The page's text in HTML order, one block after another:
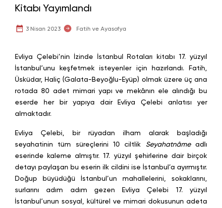
Kitabı Yayımlandı
3 Nisan 2023 Fatih ve Ayasofya
Evliya Çelebi’nin İzinde İstanbul Rotaları kitabı 17. yüzyıl
İstanbul’unu keşfetmek isteyenler için hazırlandı. Fatih,
Üsküdar, Haliç (Galata-Beyoğlu-Eyüp) olmak üzere üç ana
rotada 80 adet mimari yapı ve mekânın ele alındığı bu
eserde her bir yapıya dair Evliya Çelebi anlatısı yer
almaktadır.
Evliya Çelebi, bir rüyadan ilham alarak başladığı
seyahatinin tüm süreçlerini 10 ciltlik Seyahatnâmeadlı
eserinde kaleme almıştır. 17. yüzyıl şehirlerine dair birçok
detayı paylaşan bu eserin ilk cildini ise İstanbul’a ayırmıştır.
Doğup büyüdüğü İstanbul’un mahallelerini, sokaklarını,
surlarını adım adım gezen Evliya Çelebi 17. yüzyıl
İstanbul’unun sosyal, kültürel ve mimari dokusunun adeta